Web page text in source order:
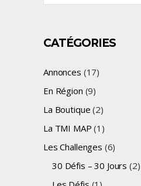
CATÉGORIES
Annonces (17)
En Région (9)
La Boutique (2)
La TMI MAP (1)
Les Challenges (6)
30 Défis – 30 Jours (2)